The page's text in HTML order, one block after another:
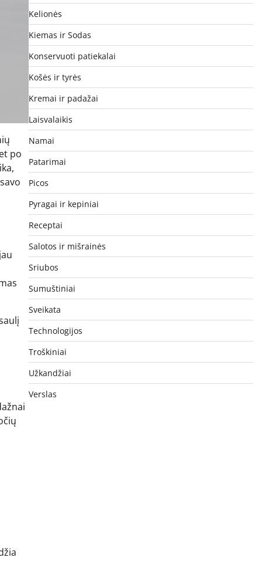
po
Kelionės
Kiemas ir Sodas
Konservuoti patiekalai
Košės ir tyrės
Kremai ir padažai
Laisvalaikis
Namai
Patarimai
Picos
Pyragai ir kepiniai
Receptai
Salotos ir mišrainės
Sriubos
Sumuštiniai
Sveikata
Technologijos
Troškiniai
Užkandžiai
Verslas